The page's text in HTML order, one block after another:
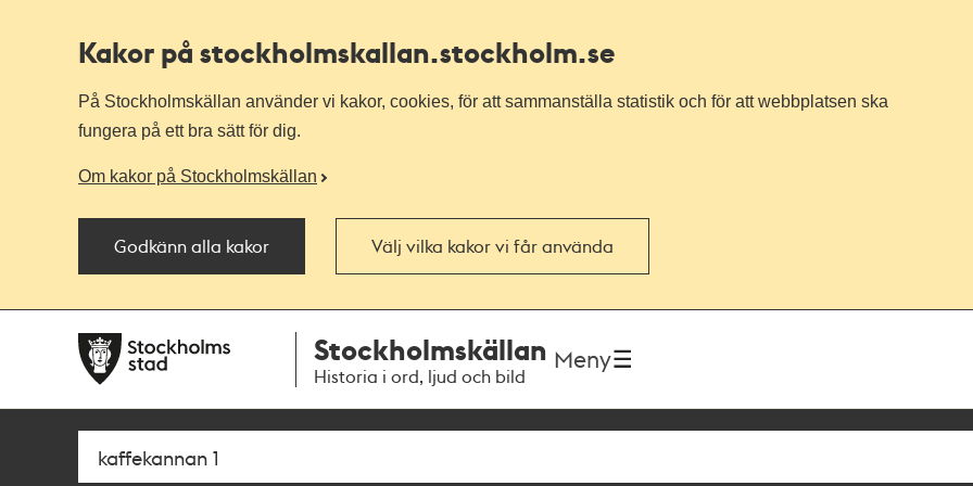
Kakor på stockholmskallan.stockholm.se
På Stockholmskällan använder vi kakor, cookies, för att sammanställa statistik och för att webbplatsen ska
fungera på ett bra sätt för dig.
Om kakor på Stockholmskällan
Godkänn alla kakor Välj vilka kakor vi får använda
navigationen
huvudinnehållet
Stockholmskällan
Historia i ord, ljud och bild
Meny
Sök